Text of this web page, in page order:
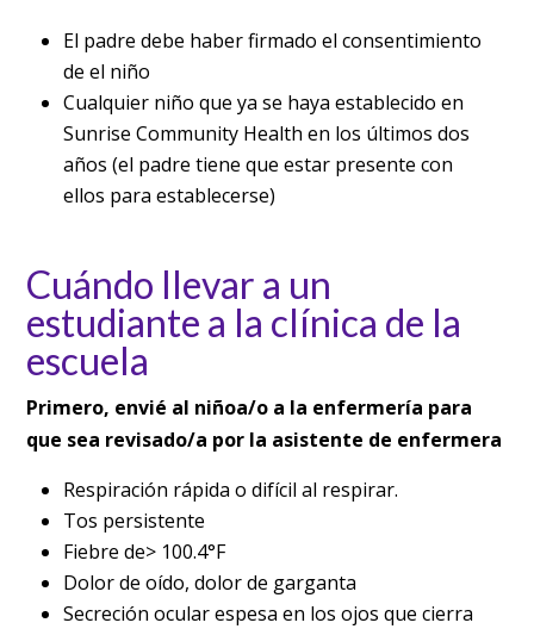
El padre debe haber firmado el consentimiento
de el niño
Cualquier niño que ya se haya establecido en
Sunrise Community Health en los últimos dos
años (el padre tiene que estar presente con
ellos para establecerse)
Cuándo llevar a un
estudiante a la clínica de la
escuela
Primero, envié al niñoa/o a la enfermería para
que sea revisado/a por la asistente de enfermera
Respiración rápida o difícil al respirar.
Tos persistente
Fiebre de> 100.4°F
Dolor de oído, dolor de garganta
Secreción ocular espesa en los ojos que cierra